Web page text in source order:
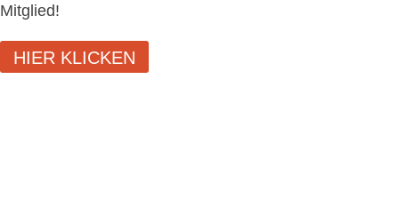
Mitglied!
HIER KLICKEN